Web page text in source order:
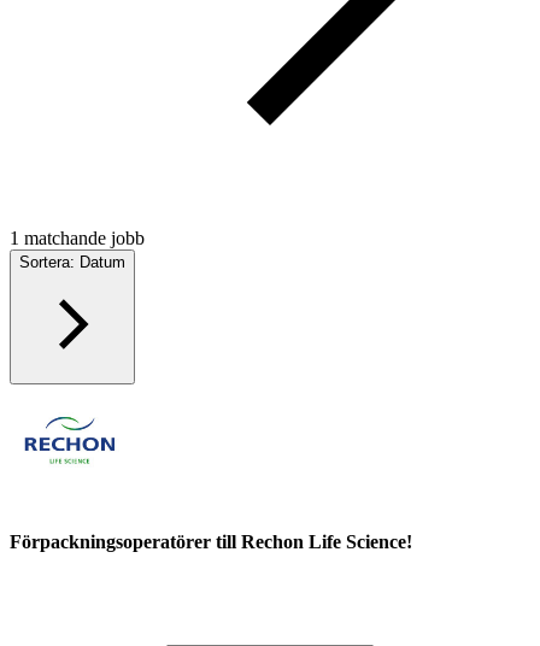
1 matchande jobb
Sortera: Datum
Förpackningsoperatörer till Rechon Life Science!